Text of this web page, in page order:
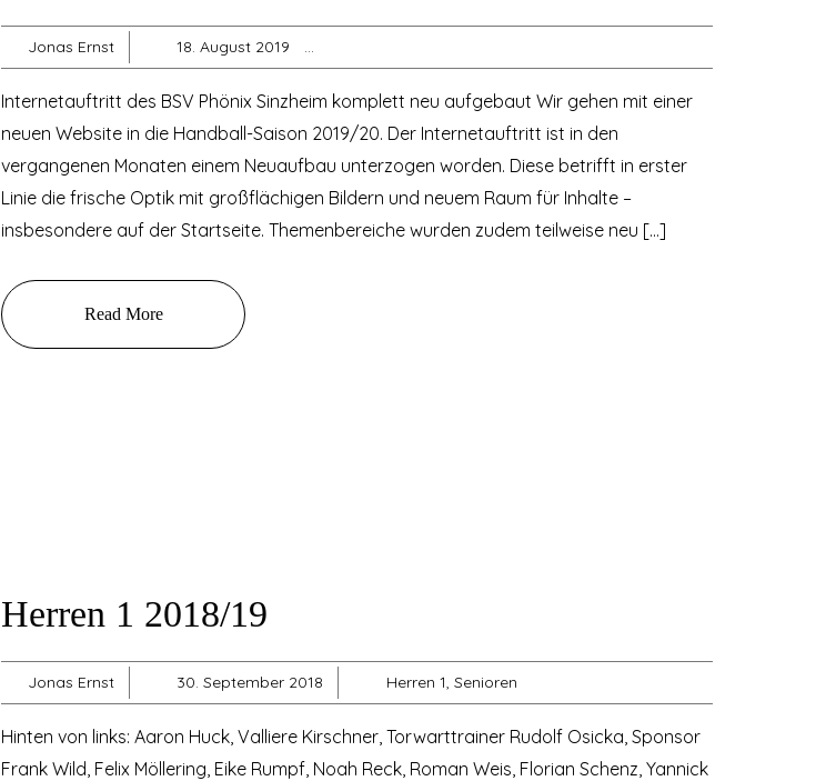
Jonas Ernst 18. August 2019
Internetauftritt des BSV Phönix Sinzheim komplett neu aufgebaut Wir gehen mit einer
neuen Website in die Handball-Saison 2019/20. Der Internetauftritt ist in den
vergangenen Monaten einem Neuaufbau unterzogen worden. Diese betrifft in erster
Linie die frische Optik mit großflächigen Bildern und neuem Raum für Inhalte –
insbesondere auf der Startseite. Themenbereiche wurden zudem teilweise neu […]
Read More
Herren 1 2018/19
Jonas Ernst 30. September 2018 Herren 1, Senioren
Hinten von links: Aaron Huck, Valliere Kirschner, Torwarttrainer Rudolf Osicka, Sponsor
Frank Wild, Felix Möllering, Eike Rumpf, Noah Reck, Roman Weis, Florian Schenz, Yannick